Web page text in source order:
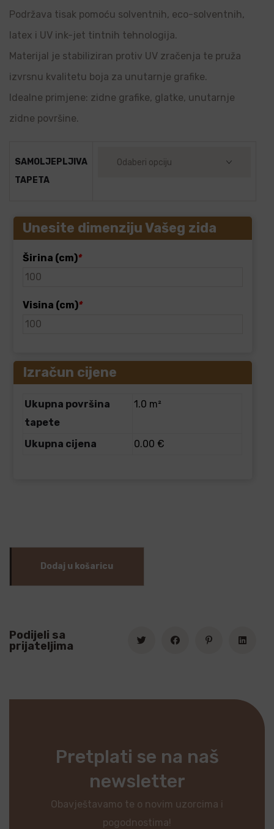
Podržava tisak pomoću solventnih, eco-solventnih,
latex i UV ink-jet tintnih tehnologija.
Materijal je stabiliziran protiv UV zračenja te pruža
izvrsnu kvalitetu boja za unutarnje grafike.
Idealne primjene: zidne grafike, glatke, unutarnje
zidne površine.
SAMOLJEPLJIVA
TAPETA
Unesite dimenziju Vašeg zida
Širina (cm)*
Visina (cm)*
Izračun cijene
Ukupna površina
tapete
1.0 m²
Ukupna cijena 0.00 €
Dodaj u košaricu
Podijeli sa
prijateljima
Pretplati se na naš
newsletter
Obavještavamo te o novim uzorcima i
pogodnostima!